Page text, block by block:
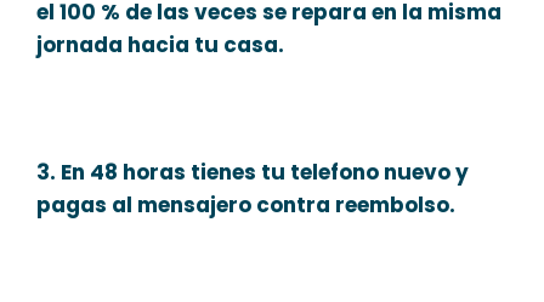
el 100 % de las veces se repara en la misma
jornada hacia tu casa.
3. En 48 horas tienes tu telefono nuevo y
pagas al mensajero contra reembolso.